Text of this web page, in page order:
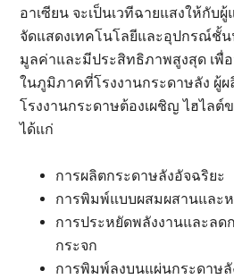
อาเซียน จะเป็นเวทีฉายแสงให้กับ
จัดแสดงเทคโนโลยีและอุปกรณ์ชั้
มูลค่าและมีประสิทธิภาพสูงสุด เพื่
ในภูมิภาคที่โรงงานกระดาษลัง ผู้
โรงงานกระดาษต้องเผชิญ ไฮไลต์
ได้แก่
การผลิตกระดาษลังอัจฉริยะ
การพิมพ์แบบผสมผสานและ
การประหยัดพลังงานและลด
กระจก
การพิมพ์ลงบนแผ่นกระดาษ